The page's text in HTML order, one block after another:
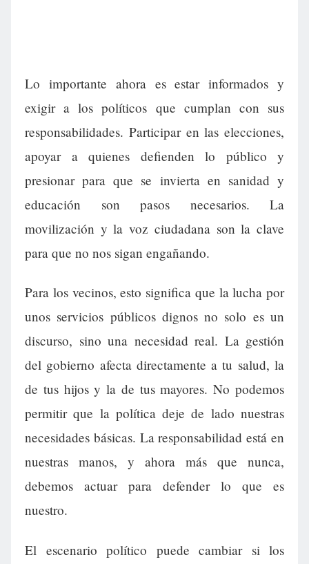
Lo importante ahora es estar informados y
exigir a los políticos que cumplan con sus
responsabilidades. Participar en las elecciones,
apoyar a quienes defienden lo público y
presionar para que se invierta en sanidad y
educación son pasos necesarios. La
movilización y la voz ciudadana son la clave
para que no nos sigan engañando.
Para los vecinos, esto significa que la lucha por
unos servicios públicos dignos no solo es un
discurso, sino una necesidad real. La gestión
del gobierno afecta directamente a tu salud, la
de tus hijos y la de tus mayores. No podemos
permitir que la política deje de lado nuestras
necesidades básicas. La responsabilidad está en
nuestras manos, y ahora más que nunca,
debemos actuar para defender lo que es
nuestro.
El escenario político puede cambiar si los